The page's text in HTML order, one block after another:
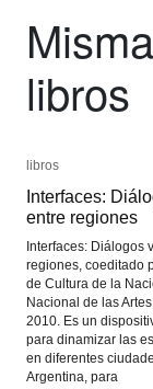
libros
libros
Interfaces:
entre regiones
Interfaces: Diálogos
regiones, coeditado
de Cultura de la
Nacional de las
2010. Es un
para dinamizar las
en diferentes
Argentina, para
libros
Interfaces:
entre regiones